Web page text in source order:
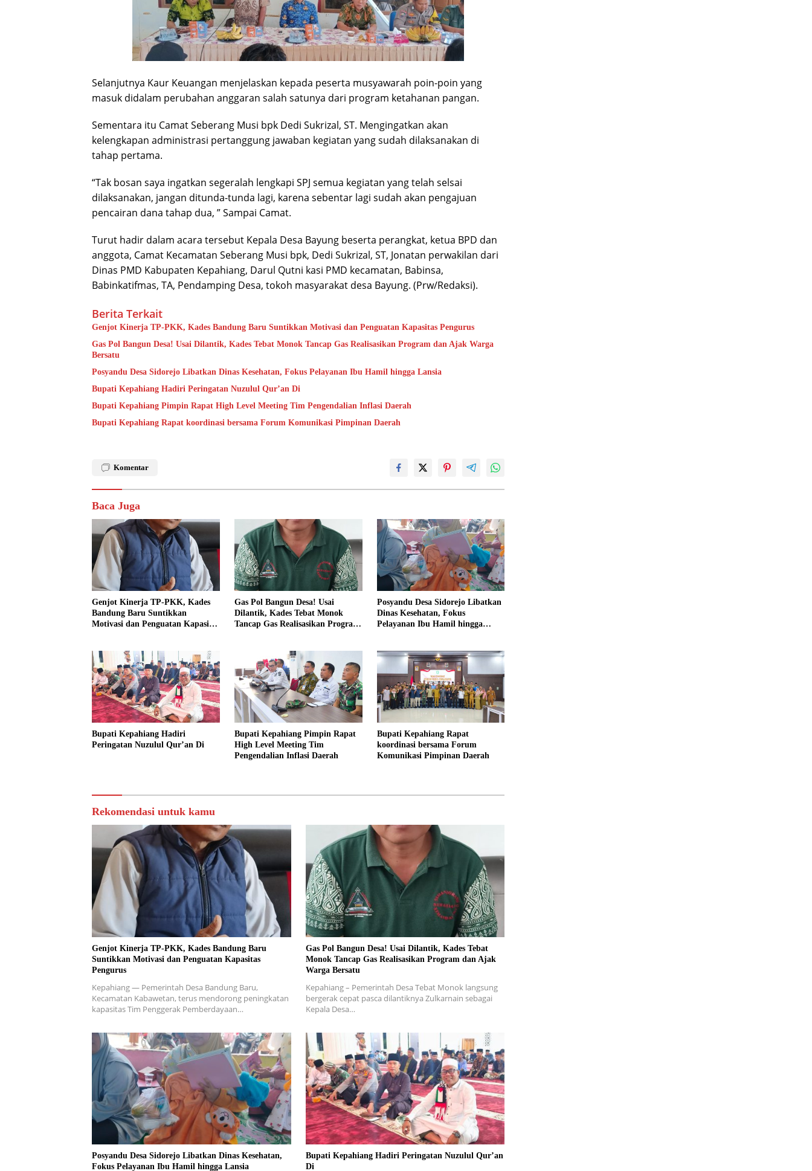
Selanjutnya Kaur Keuangan menjelaskan kepada peserta musyawarah poin-poin yang
masuk didalam perubahan anggaran salah satunya dari program ketahanan pangan.
Sementara itu Camat Seberang Musi bpk Dedi Sukrizal, ST. Mengingatkan akan
kelengkapan administrasi pertanggung jawaban kegiatan yang sudah dilaksanakan di
tahap pertama.
“Tak bosan saya ingatkan segeralah lengkapi SPJ semua kegiatan yang telah selsai
dilaksanakan, jangan ditunda-tunda lagi, karena sebentar lagi sudah akan pengajuan
pencairan dana tahap dua, ” Sampai Camat.
Turut hadir dalam acara tersebut Kepala Desa Bayung beserta perangkat, ketua BPD dan
anggota, Camat Kecamatan Seberang Musi bpk, Dedi Sukrizal, ST, Jonatan perwakilan dari
Dinas PMD Kabupaten Kepahiang, Darul Qutni kasi PMD kecamatan, Babinsa,
Babinkatifmas, TA, Pendamping Desa, tokoh masyarakat desa Bayung. (Prw/Redaksi).
Berita Terkait
Genjot Kinerja TP-PKK, Kades Bandung Baru Suntikkan Motivasi dan Penguatan Kapasitas Pengurus
Gas Pol Bangun Desa! Usai Dilantik, Kades Tebat Monok Tancap Gas Realisasikan Program dan Ajak Warga
Bersatu
Posyandu Desa Sidorejo Libatkan Dinas Kesehatan, Fokus Pelayanan Ibu Hamil hingga Lansia
Bupati Kepahiang Hadiri Peringatan Nuzulul Qur’an Di
Bupati Kepahiang Pimpin Rapat High Level Meeting Tim Pengendalian Inflasi Daerah
Bupati Kepahiang Rapat koordinasi bersama Forum Komunikasi Pimpinan Daerah
Komentar
Baca Juga
Genjot Kinerja TP-PKK, Kades
Bandung Baru Suntikkan
Motivasi dan Penguatan Kapasitas
Gas Pol Bangun Desa! Usai
Dilantik, Kades Tebat Monok
Tancap Gas Realisasikan Program
Posyandu Desa Sidorejo Libatkan
Dinas Kesehatan, Fokus
Pelayanan Ibu Hamil hingga
Bupati Kepahiang Hadiri
Peringatan Nuzulul Qur’an Di
Bupati Kepahiang Pimpin Rapat
High Level Meeting Tim
Pengendalian Inflasi Daerah
Bupati Kepahiang Rapat
koordinasi bersama Forum
Komunikasi Pimpinan Daerah
Rekomendasi untuk kamu
Genjot Kinerja TP-PKK, Kades Bandung Baru
Suntikkan Motivasi dan Penguatan Kapasitas
Pengurus
Kepahiang — Pemerintah Desa Bandung Baru,
Kecamatan Kabawetan, terus mendorong peningkatan
kapasitas Tim Penggerak Pemberdayaan…
Gas Pol Bangun Desa! Usai Dilantik, Kades Tebat
Monok Tancap Gas Realisasikan Program dan Ajak
Warga Bersatu
Kepahiang – Pemerintah Desa Tebat Monok langsung
bergerak cepat pasca dilantiknya Zulkarnain sebagai
Kepala Desa…
Posyandu Desa Sidorejo Libatkan Dinas Kesehatan,
Fokus Pelayanan Ibu Hamil hingga Lansia
Bupati Kepahiang Hadiri Peringatan Nuzulul Qur’an
Di